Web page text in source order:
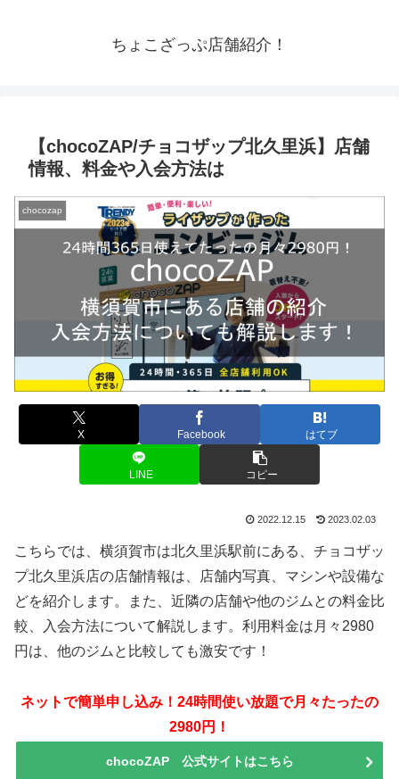
ちょこざっぷ店舗紹介！
【chocoZAP/チョコザップ北久里浜】店舗
情報、料金や入会方法は
chocozap
X Facebook はてブ
LINE コピー
2022.12.15 2023.02.03
こちらでは、横須賀市は北久里浜駅前にある、チョコザッ
プ北久里浜店の店舗情報は、店舗内写真、マシンや設備な
どを紹介します。また、近隣の店舗や他のジムとの料金比
較、入会方法について解説します。利用料金は月々2980
円は、他のジムと比較しても激安です！
ネットで簡単申し込み！24時間使い放題で月々たったの
2980円！
chocoZAP 公式サイトはこちら